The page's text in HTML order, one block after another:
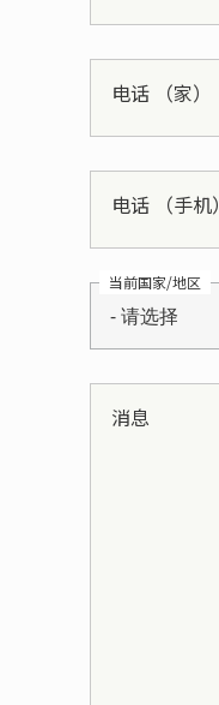
电话 （家）
电话 （手机）
- 请选择
当前国家/地区
消息